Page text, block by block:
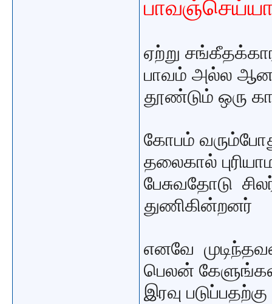
ஏற்று
பாவம் அல்ல
தூண்டும் ஒரு
கோபம்
தலைகால்
பேசுவதோடு
துணிகின்றனர்
எனவே
பெலன்
இரவு